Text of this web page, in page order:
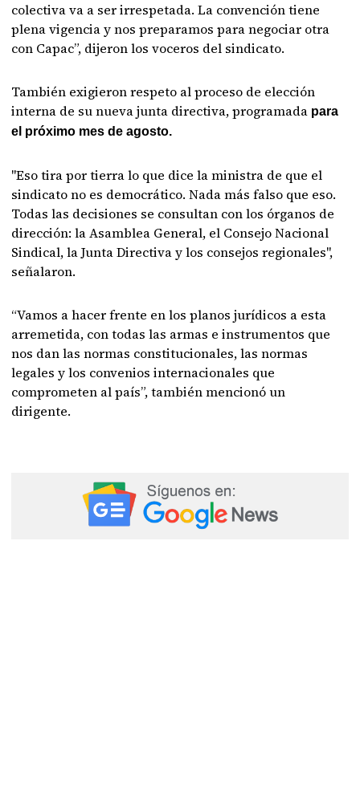
colectiva va a ser irrespetada. La convención tiene
plena vigencia y nos preparamos para negociar otra
con Capac”, dijeron los voceros del sindicato.
También exigieron respeto al proceso de elección
interna de su nueva junta directiva, programada para
el próximo mes de agosto.
"Eso tira por tierra lo que dice la ministra de que el
sindicato no es democrático. Nada más falso que eso.
Todas las decisiones se consultan con los órganos de
dirección: la Asamblea General, el Consejo Nacional
Sindical, la Junta Directiva y los consejos regionales",
señalaron.
“Vamos a hacer frente en los planos jurídicos a esta
arremetida, con todas las armas e instrumentos que
nos dan las normas constitucionales, las normas
legales y los convenios internacionales que
comprometen al país”, también mencionó un
dirigente.